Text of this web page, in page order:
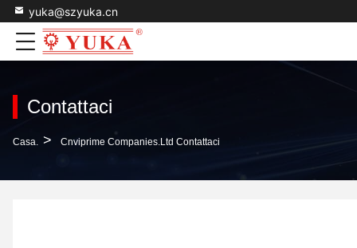
yuka@szyuka.cn
Contattaci
Casa. > Cnviprime Companies.Ltd Contattaci